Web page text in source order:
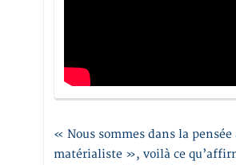
« Nous sommes dans la
matérialiste », voilà ce